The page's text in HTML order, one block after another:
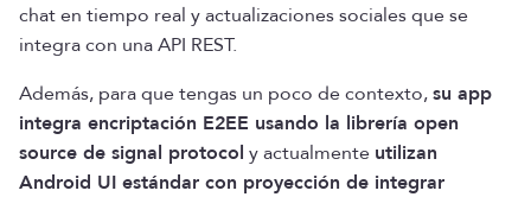
chat en tiempo real y actualizaciones sociales que se
integra con una API REST.
Además, para que tengas un poco de contexto,su app
integra encriptación E2EE usando la librería open
source de signal protocol y actualmente utilizan
Android UI estándar con proyección de integrar